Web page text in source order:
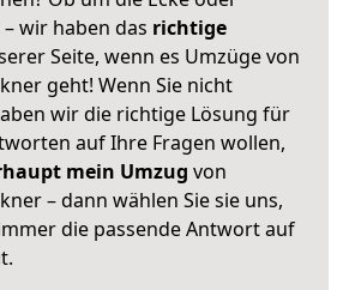
wir haben das richtige
Seite, wenn es Umzüge von
geht! Wenn Sie nicht
wir die richtige Lösung für
auf Ihre Fragen wollen,
mein Umzug von
– dann wählen Sie sie uns,
die passende Antwort auf